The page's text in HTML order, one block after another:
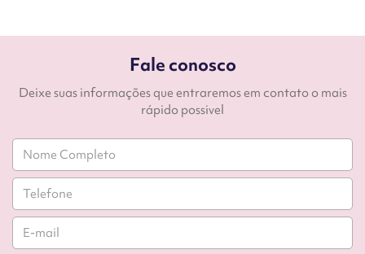
Fale conosco
Deixe suas informações que entraremos em contato o mais
rápido possivel